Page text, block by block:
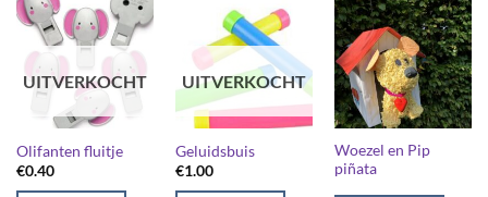
UITVERKOCHT
Olifanten fluitje
€0.40
UITVERKOCHT
Geluidsbuis
€1.00
Woezel en Pip
piñata